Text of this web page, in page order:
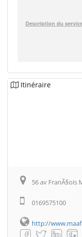
Itinéraire
56 av FranÃ§ois
0169575100
http://